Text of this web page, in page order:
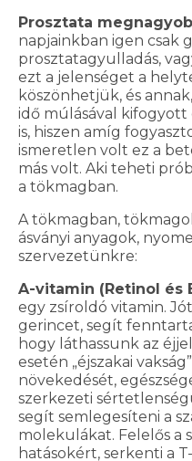
Prosztata
napjainkban igen csak
prosztatagyulladás,
ezt a jelenséget a
köszönhetjük, és
idő múlásával
is, hiszen amíg
ismeretlen volt ez a
más volt. Aki teheti
a tökmagban.
A tökmagban,
ásványi anyagok,
szervezetünkre:
A-vitamin (Retinol és
egy zsíroldó vitamin.
gerincet, segít
hogy láthassunk az
esetén „éjszakai
növekedését,
szerkezeti
segít semlegesíteni a
molekulákat. Felelős a
hatásokért, serkenti a